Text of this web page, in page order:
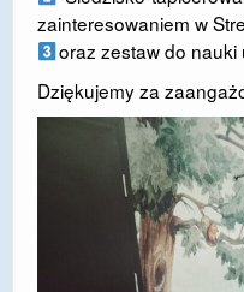
SPORT
DOSTĘPNOŚĆ
POLITYKA
EGZAMIN
STANDARDY
zainteresowaniem w
oraz zestaw do nauki
Dziękujemy za